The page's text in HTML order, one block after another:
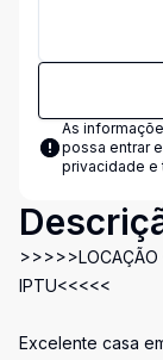
As
possa entrar
privacidade e
>>>>>LOCAÇÃO
IPTU<<<<<
Excelente casa